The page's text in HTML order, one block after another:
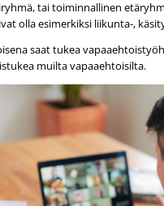
tai toiminnallinen
olla esimerkiksi liikunta-,
saat tukea
muilta vapaaehtoisilta.